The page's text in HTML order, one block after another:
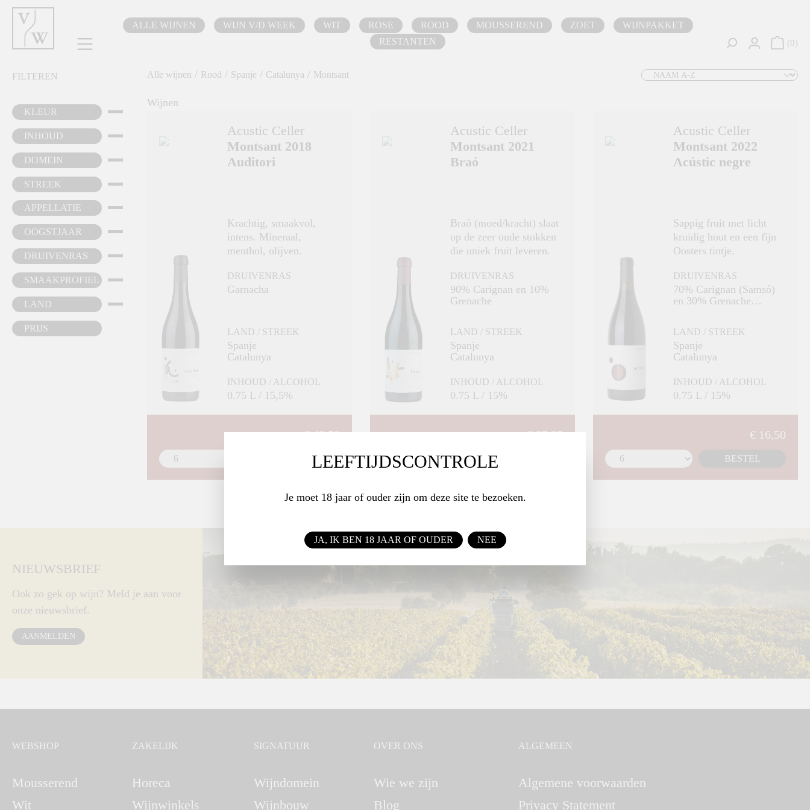
Ga naar de hoofdnavigatie
ALLE WIJNEN WIJN V/D WEEK WIT ROSE ROOD MOUSSEREND ZOET
WIJNPAKKET
RESTANTEN
0
FILTEREN
KLEUR
INHOUD
DOMEIN
STREEK
APPELLATIE
OOGSTJAAR
DRUIVENRAS
SMAAKPROFIEL
LAND
PRIJS
Alle wijnen / Rood / Spanje / Catalunya / Montsant
Wijnen
Acustic Celler
Montsant 2018
Auditori
Krachtig, smaakvol,
intens. Mineraal,
menthol, olijven.
DRUIVENRAS
Garnacha
LAND / STREEK
Spanje
Catalunya
INHOUD / ALCOHOL
0.75 L / 15,5%
€ 49,50
BESTEL
Acustic Celler
Montsant 2021
Braó
Braó (moed/kracht) slaat
op de zeer oude stokken
die uniek fruit leveren.
DRUIVENRAS
90% Carignan en 10%
Grenache
LAND / STREEK
Spanje
Catalunya
INHOUD / ALCOHOL
0.75 L / 15%
€ 27,25
Acustic Celler
Montsant 2022
Acústic negre
Sappig fruit met licht
kruidig hout en een fijn
Oosters tintje.
DRUIVENRAS
70% Carignan (Samsó)
en 30% Grenache
LAND / STREEK
Spanje
Catalunya
INHOUD / ALCOHOL
0.75 L / 15%
€ 16,50
BESTEL
NIEUWSBRIEF
Ook zo gek op wijn? Meld je aan voor
onze nieuwsbrief.
AANMELDEN
WEBSHOP
Mousserend
Wit
ZAKELIJK
Horeca
Wijnwinkels
SIGNATUUR
Wijndomein
Wijnbouw
OVER ONS
Wie we zijn
Blog
ALGEMEEN
Algemene voorwaarden
Privacy Statement
LEEFTIJDSCONTROLE
Je moet 18 jaar of ouder zijn om deze site te bezoeken.
JA, IK BEN 18 JAAR OF OUDER NEE